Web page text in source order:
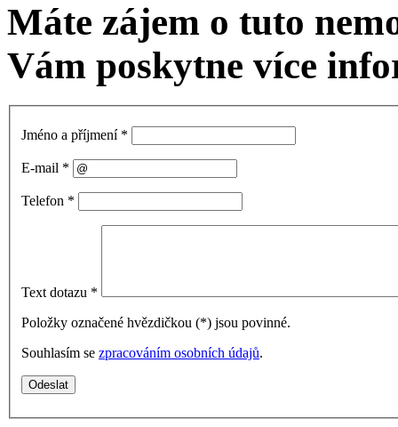
Máte zájem o tuto
Vám poskytne více
Jméno a příjmení *
E-mail *
Telefon *
Text dotazu *
Položky označené hvězdičkou (*) jsou povinné.
Souhlasím se zpracováním osobních údajů.